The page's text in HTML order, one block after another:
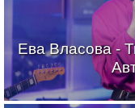
Ева Власова -